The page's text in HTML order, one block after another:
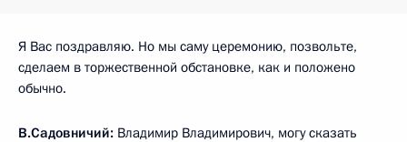
Я Вас поздравляю. Но мы саму церемонию, позвольте,
сделаем в торжественной обстановке, как и положено
обычно.
В.Садовничий: Владимир Владимирович, могу сказать